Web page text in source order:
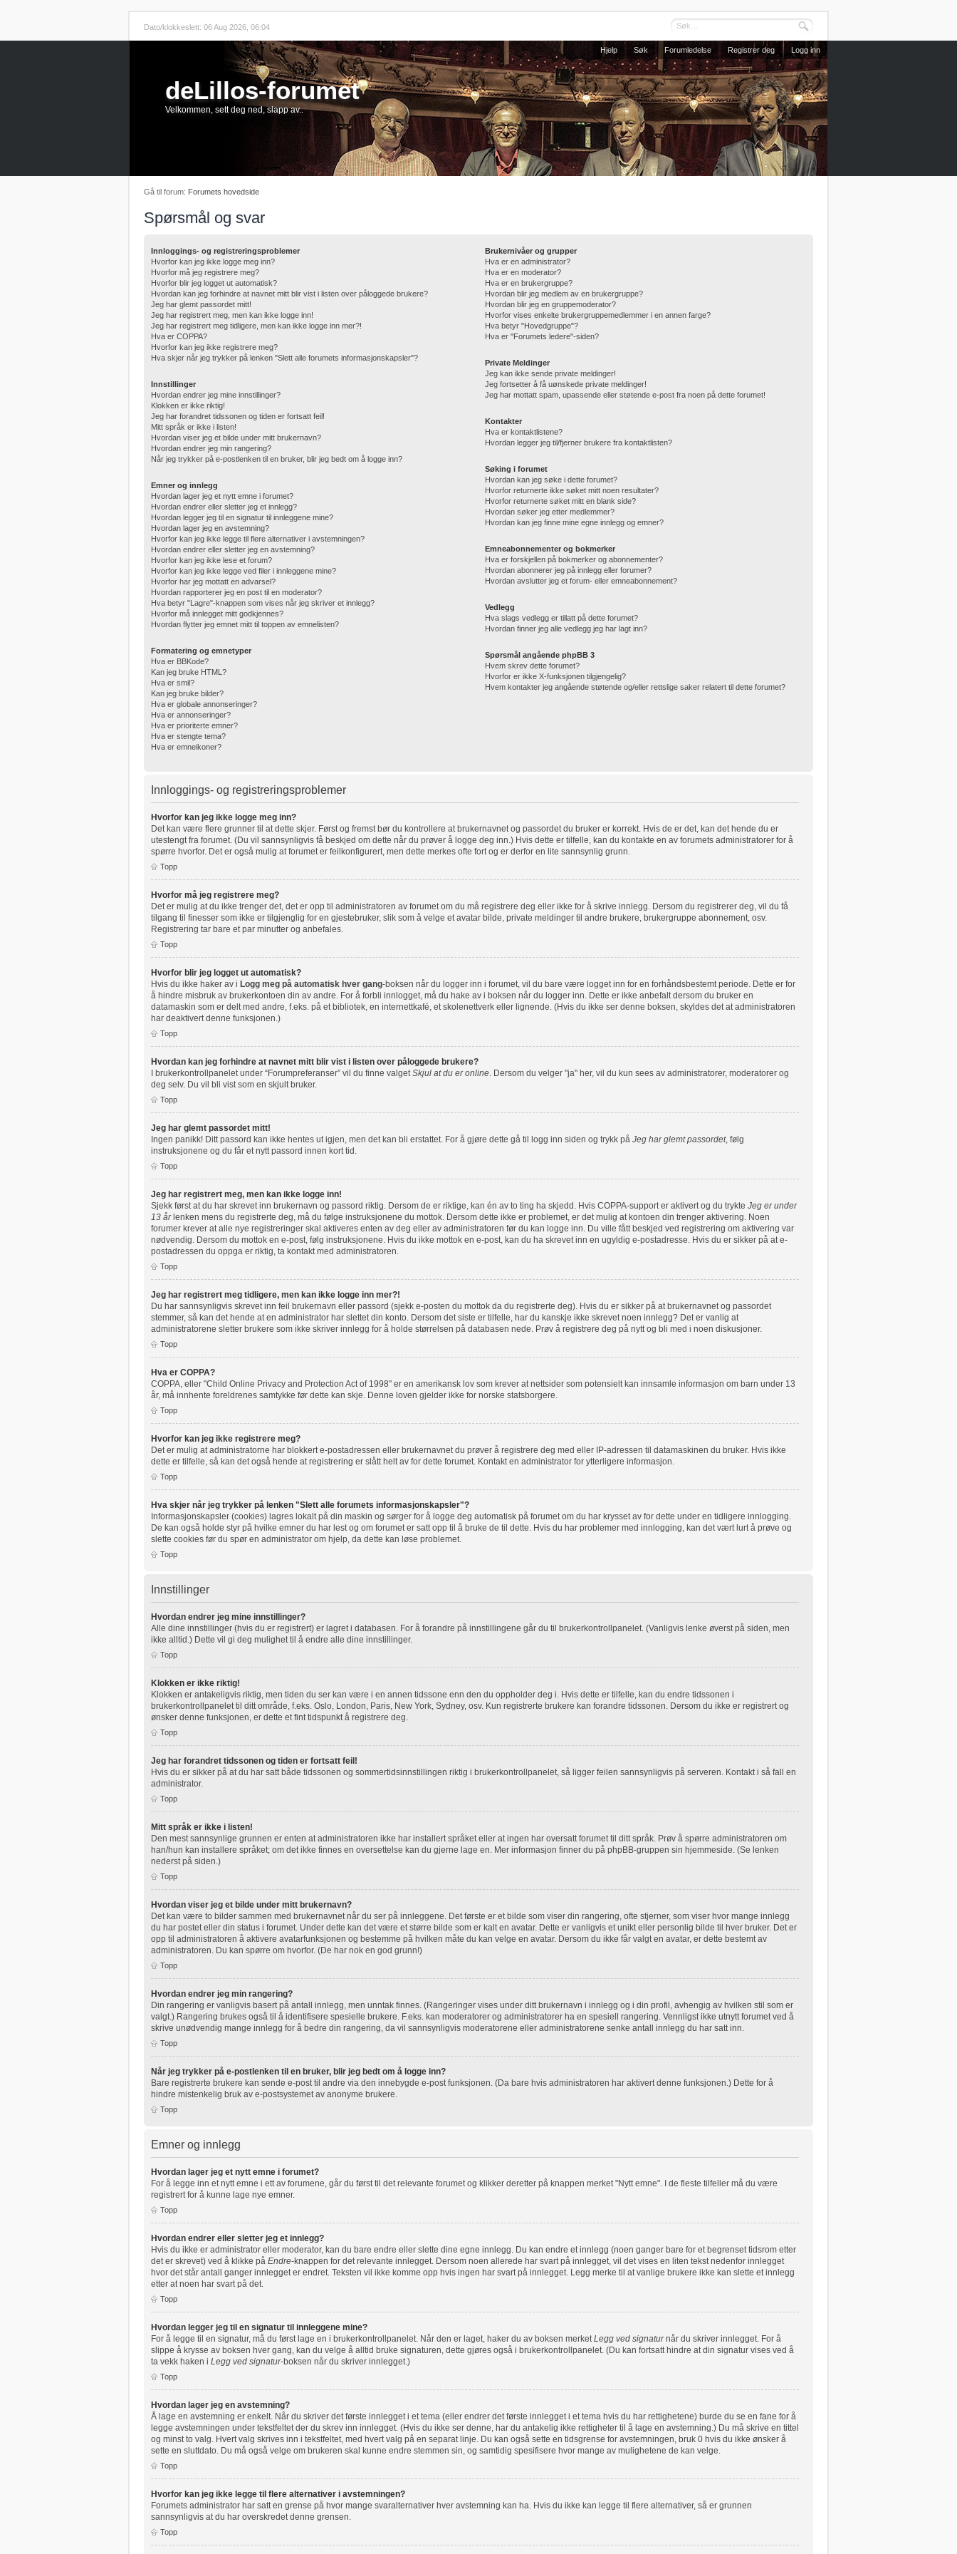
Dato/klokkeslett: 06 Aug 2026, 06:04
Hjelp Søk Forumledelse Registrer deg Logg inn
deLillos-forumet
Velkommen, sett deg ned, slapp av..
Gå til forum: Forumets hovedside
Spørsmål og svar
Innloggings- og registreringsproblemer
Hvorfor kan jeg ikke logge meg inn?
Hvorfor må jeg registrere meg?
Hvorfor blir jeg logget ut automatisk?
Hvordan kan jeg forhindre at navnet mitt blir vist i listen over påloggede brukere?
Jeg har glemt passordet mitt!
Jeg har registrert meg, men kan ikke logge inn!
Jeg har registrert meg tidligere, men kan ikke logge inn mer?!
Hva er COPPA?
Hvorfor kan jeg ikke registrere meg?
Hva skjer når jeg trykker på lenken "Slett alle forumets informasjonskapsler"?
Innstillinger
Hvordan endrer jeg mine innstillinger?
Klokken er ikke riktig!
Jeg har forandret tidssonen og tiden er fortsatt feil!
Mitt språk er ikke i listen!
Hvordan viser jeg et bilde under mitt brukernavn?
Hvordan endrer jeg min rangering?
Når jeg trykker på e-postlenken til en bruker, blir jeg bedt om å logge inn?
Emner og innlegg
Hvordan lager jeg et nytt emne i forumet?
Hvordan endrer eller sletter jeg et innlegg?
Hvordan legger jeg til en signatur til innleggene mine?
Hvordan lager jeg en avstemning?
Hvorfor kan jeg ikke legge til flere alternativer i avstemningen?
Hvordan endrer eller sletter jeg en avstemning?
Hvorfor kan jeg ikke lese et forum?
Hvorfor kan jeg ikke legge ved filer i innleggene mine?
Hvorfor har jeg mottatt en advarsel?
Hvordan rapporterer jeg en post til en moderator?
Hva betyr "Lagre"-knappen som vises når jeg skriver et innlegg?
Hvorfor må innlegget mitt godkjennes?
Hvordan flytter jeg emnet mitt til toppen av emnelisten?
Formatering og emnetyper
Hva er BBKode?
Kan jeg bruke HTML?
Hva er smil?
Kan jeg bruke bilder?
Hva er globale annonseringer?
Hva er annonseringer?
Hva er prioriterte emner?
Hva er stengte tema?
Hva er emneikoner?
Brukernivåer og grupper
Hva er en administrator?
Hva er en moderator?
Hva er en brukergruppe?
Hvordan blir jeg medlem av en brukergruppe?
Hvordan blir jeg en gruppemoderator?
Hvorfor vises enkelte brukergruppemedlemmer i en annen farge?
Hva betyr "Hovedgruppe"?
Hva er "Forumets ledere"-siden?
Private Meldinger
Jeg kan ikke sende private meldinger!
Jeg fortsetter å få uønskede private meldinger!
Jeg har mottatt spam, upassende eller støtende e-post fra noen på dette forumet!
Kontakter
Hva er kontaktlistene?
Hvordan legger jeg til/fjerner brukere fra kontaktlisten?
Søking i forumet
Hvordan kan jeg søke i dette forumet?
Hvorfor returnerte ikke søket mitt noen resultater?
Hvorfor returnerte søket mitt en blank side?
Hvordan søker jeg etter medlemmer?
Hvordan kan jeg finne mine egne innlegg og emner?
Emneabonnementer og bokmerker
Hva er forskjellen på bokmerker og abonnementer?
Hvordan abonnerer jeg på innlegg eller forumer?
Hvordan avslutter jeg et forum- eller emneabonnement?
Vedlegg
Hva slags vedlegg er tillatt på dette forumet?
Hvordan finner jeg alle vedlegg jeg har lagt inn?
Spørsmål angående phpBB 3
Hvem skrev dette forumet?
Hvorfor er ikke X-funksjonen tilgjengelig?
Hvem kontakter jeg angående støtende og/eller rettslige saker relatert til dette forumet?
Innloggings- og registreringsproblemer
Hvorfor kan jeg ikke logge meg inn?
Det kan være flere grunner til at dette skjer. Først og fremst bør du kontrollere at brukernavnet og passordet du bruker er korrekt. Hvis de er det, kan det hende du er
utestengt fra forumet. (Du vil sannsynligvis få beskjed om dette når du prøver å logge deg inn.) Hvis dette er tilfelle, kan du kontakte en av forumets administratorer for å
spørre hvorfor. Det er også mulig at forumet er feilkonfigurert, men dette merkes ofte fort og er derfor en lite sannsynlig grunn.
Topp
Hvorfor må jeg registrere meg?
Det er mulig at du ikke trenger det, det er opp til administratoren av forumet om du må registrere deg eller ikke for å skrive innlegg. Dersom du registrerer deg, vil du få
tilgang til finesser som ikke er tilgjenglig for en gjestebruker, slik som å velge et avatar bilde, private meldinger til andre brukere, brukergruppe abonnement, osv.
Registrering tar bare et par minutter og anbefales.
Topp
Hvorfor blir jeg logget ut automatisk?
Hvis du ikke haker av i Logg meg på automatisk hver gang-boksen når du logger inn i forumet, vil du bare være logget inn for en forhåndsbestemt periode. Dette er for
å hindre misbruk av brukerkontoen din av andre. For å forbli innlogget, må du hake av i boksen når du logger inn. Dette er ikke anbefalt dersom du bruker en
datamaskin som er delt med andre, f.eks. på et bibliotek, en internettkafé, et skolenettverk eller lignende. (Hvis du ikke ser denne boksen, skyldes det at administratoren
har deaktivert denne funksjonen.)
Topp
Hvordan kan jeg forhindre at navnet mitt blir vist i listen over påloggede brukere?
I brukerkontrollpanelet under “Forumpreferanser” vil du finne valget Skjul at du er online . Dersom du velger "ja" her, vil du kun sees av administratorer, moderatorer og
deg selv. Du vil bli vist som en skjult bruker.
Topp
Jeg har glemt passordet mitt!
Ingen panikk! Ditt passord kan ikke hentes ut igjen, men det kan bli erstattet. For å gjøre dette gå til logg inn siden og trykk på Jeg har glemt passordet, følg
instruksjonene og du får et nytt passord innen kort tid.
Topp
Jeg har registrert meg, men kan ikke logge inn!
Sjekk først at du har skrevet inn brukernavn og passord riktig. Dersom de er riktige, kan én av to ting ha skjedd. Hvis COPPA-support er aktivert og du trykte Jeg er under
13 årlenken mens du registrerte deg, må du følge instruksjonene du mottok. Dersom dette ikke er problemet, er det mulig at kontoen din trenger aktivering. Noen
forumer krever at alle nye registreringer skal aktiveres enten av deg eller av administratoren før du kan logge inn. Du ville fått beskjed ved registrering om aktivering var
nødvendig. Dersom du mottok en e-post, følg instruksjonene. Hvis du ikke mottok en e-post, kan du ha skrevet inn en ugyldig e-postadresse. Hvis du er sikker på at e-
postadressen du oppga er riktig, ta kontakt med administratoren.
Topp
Jeg har registrert meg tidligere, men kan ikke logge inn mer?!
Du har sannsynligvis skrevet inn feil brukernavn eller passord (sjekk e-posten du mottok da du registrerte deg). Hvis du er sikker på at brukernavnet og passordet
stemmer, så kan det hende at en administrator har slettet din konto. Dersom det siste er tilfelle, har du kanskje ikke skrevet noen innlegg? Det er vanlig at
administratorene sletter brukere som ikke skriver innlegg for å holde størrelsen på databasen nede. Prøv å registrere deg på nytt og bli med i noen diskusjoner.
Topp
Hva er COPPA?
COPPA, eller "Child Online Privacy and Protection Act of 1998" er en amerikansk lov som krever at nettsider som potensielt kan innsamle informasjon om barn under 13
år, må innhente foreldrenes samtykke før dette kan skje. Denne loven gjelder ikke for norske statsborgere.
Topp
Hvorfor kan jeg ikke registrere meg?
Det er mulig at administratorne har blokkert e-postadressen eller brukernavnet du prøver å registrere deg med eller IP-adressen til datamaskinen du bruker. Hvis ikke
dette er tilfelle, så kan det også hende at registrering er slått helt av for dette forumet. Kontakt en administrator for ytterligere informasjon.
Topp
Hva skjer når jeg trykker på lenken "Slett alle forumets informasjonskapsler"?
Informasjonskapsler (cookies) lagres lokalt på din maskin og sørger for å logge deg automatisk på forumet om du har krysset av for dette under en tidligere innlogging.
De kan også holde styr på hvilke emner du har lest og om forumet er satt opp til å bruke de til dette. Hvis du har problemer med innlogging, kan det vært lurt å prøve og
slette cookies før du spør en administrator om hjelp, da dette kan løse problemet.
Topp
Innstillinger
Hvordan endrer jeg mine innstillinger?
Alle dine innstillinger (hvis du er registrert) er lagret i databasen. For å forandre på innstillingene går du til brukerkontrollpanelet. (Vanligvis lenke øverst på siden, men
ikke alltid.) Dette vil gi deg mulighet til å endre alle dine innstillinger.
Topp
Klokken er ikke riktig!
Klokken er antakeligvis riktig, men tiden du ser kan være i en annen tidssone enn den du oppholder deg i. Hvis dette er tilfelle, kan du endre tidssonen i
brukerkontrollpanelet til ditt område, f.eks. Oslo, London, Paris, New York, Sydney, osv. Kun registrerte brukere kan forandre tidssonen. Dersom du ikke er registrert og
ønsker denne funksjonen, er dette et fint tidspunkt å registrere deg.
Topp
Jeg har forandret tidssonen og tiden er fortsatt feil!
Hvis du er sikker på at du har satt både tidssonen og sommertidsinnstillingen riktig i brukerkontrollpanelet, så ligger feilen sannsynligvis på serveren. Kontakt i så fall en
administrator.
Topp
Mitt språk er ikke i listen!
Den mest sannsynlige grunnen er enten at administratoren ikke har installert språket eller at ingen har oversatt forumet til ditt språk. Prøv å spørre administratoren om
han/hun kan installere språket; om det ikke finnes en oversettelse kan du gjerne lage en. Mer informasjon finner du på phpBB-gruppen sin hjemmeside. (Se lenken
nederst på siden.)
Topp
Hvordan viser jeg et bilde under mitt brukernavn?
Det kan være to bilder sammen med brukernavnet når du ser på innleggene. Det første er et bilde som viser din rangering, ofte stjerner, som viser hvor mange innlegg
du har postet eller din status i forumet. Under dette kan det være et større bilde som er kalt en avatar. Dette er vanligvis et unikt eller personlig bilde til hver bruker. Det er
opp til administratoren å aktivere avatarfunksjonen og bestemme på hvilken måte du kan velge en avatar. Dersom du ikke får valgt en avatar, er dette bestemt av
administratoren. Du kan spørre om hvorfor. (De har nok en god grunn!)
Topp
Hvordan endrer jeg min rangering?
Din rangering er vanligvis basert på antall innlegg, men unntak finnes. (Rangeringer vises under ditt brukernavn i innlegg og i din profil, avhengig av hvilken stil som er
valgt.) Rangering brukes også til å identifisere spesielle brukere. F.eks. kan moderatorer og administratorer ha en spesiell rangering. Vennligst ikke utnytt forumet ved å
skrive unødvendig mange innlegg for å bedre din rangering, da vil sannsynligvis moderatorene eller administratorene senke antall innlegg du har satt inn.
Topp
Når jeg trykker på e-postlenken til en bruker, blir jeg bedt om å logge inn?
Bare registrerte brukere kan sende e-post til andre via den innebygde e-post funksjonen. (Da bare hvis administratoren har aktivert denne funksjonen.) Dette for å
hindre mistenkelig bruk av e-postsystemet av anonyme brukere.
Topp
Emner og innlegg
Hvordan lager jeg et nytt emne i forumet?
For å legge inn et nytt emne i ett av forumene, går du først til det relevante forumet og klikker deretter på knappen merket "Nytt emne". I de fleste tilfeller må du være
registrert for å kunne lage nye emner.
Topp
Hvordan endrer eller sletter jeg et innlegg?
Hvis du ikke er administrator eller moderator, kan du bare endre eller slette dine egne innlegg. Du kan endre et innlegg (noen ganger bare for et begrenset tidsrom etter
det er skrevet) ved å klikke på Endre-knappen for det relevante innlegget. Dersom noen allerede har svart på innlegget, vil det vises en liten tekst nedenfor innlegget
hvor det står antall ganger innlegget er endret. Teksten vil ikke komme opp hvis ingen har svart på innlegget. Legg merke til at vanlige brukere ikke kan slette et innlegg
etter at noen har svart på det.
Topp
Hvordan legger jeg til en signatur til innleggene mine?
For å legge til en signatur, må du først lage en i brukerkontrollpanelet. Når den er laget, haker du av boksen merket Legg ved signaturnår du skriver innlegget. For å
slippe å krysse av boksen hver gang, kan du velge å alltid bruke signaturen, dette gjøres også i brukerkontrollpanelet. (Du kan fortsatt hindre at din signatur vises ved å
ta vekk haken i Legg ved signatur-boksen når du skriver innlegget.)
Topp
Hvordan lager jeg en avstemning?
Å lage en avstemning er enkelt. Når du skriver det første innlegget i et tema (eller endrer det første innlegget i et tema hvis du har rettighetene) burde du se en fane for å
legge avstemningen under tekstfeltet der du skrev inn innlegget. (Hvis du ikke ser denne, har du antakelig ikke rettigheter til å lage en avstemning.) Du må skrive en tittel
og minst to valg. Hvert valg skrives inn i tekstfeltet, med hvert valg på en separat linje. Du kan også sette en tidsgrense for avstemningen, bruk 0 hvis du ikke ønsker å
sette en sluttdato. Du må også velge om brukeren skal kunne endre stemmen sin, og samtidig spesifisere hvor mange av mulighetene de kan velge.
Topp
Hvorfor kan jeg ikke legge til flere alternativer i avstemningen?
Forumets administrator har satt en grense på hvor mange svaralternativer hver avstemning kan ha. Hvis du ikke kan legge til flere alternativer, så er grunnen
sannsynligvis at du har overskredet denne grensen.
Topp